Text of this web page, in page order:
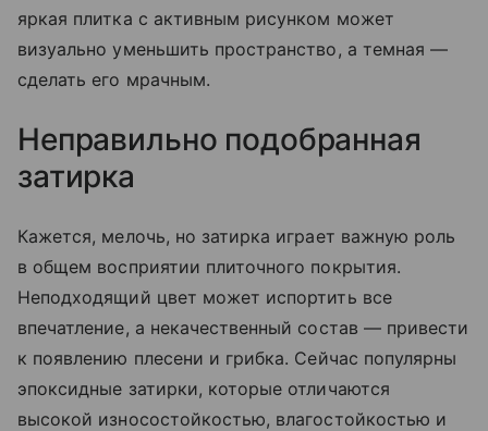
яркая плитка с активным рисунком может
визуально уменьшить пространство, а темная —
сделать его мрачным.
Неправильно подобранная
затирка
Кажется, мелочь, но затирка играет важную роль
в общем восприятии плиточного покрытия.
Неподходящий цвет может испортить все
впечатление, а некачественный состав — привести
к появлению плесени и грибка. Сейчас популярны
эпоксидные затирки, которые отличаются
высокой износостойкостью, влагостойкостью и